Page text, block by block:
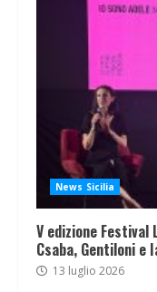
News Sicilia
V edizione
Csaba, Gentiloni e
13 luglio 2026